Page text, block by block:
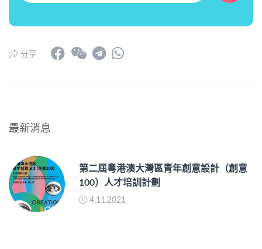
分享
最新消息
第二屆粵港澳大灣區青年創意設計（創意
100）人才培訓計劃
4.11.2021